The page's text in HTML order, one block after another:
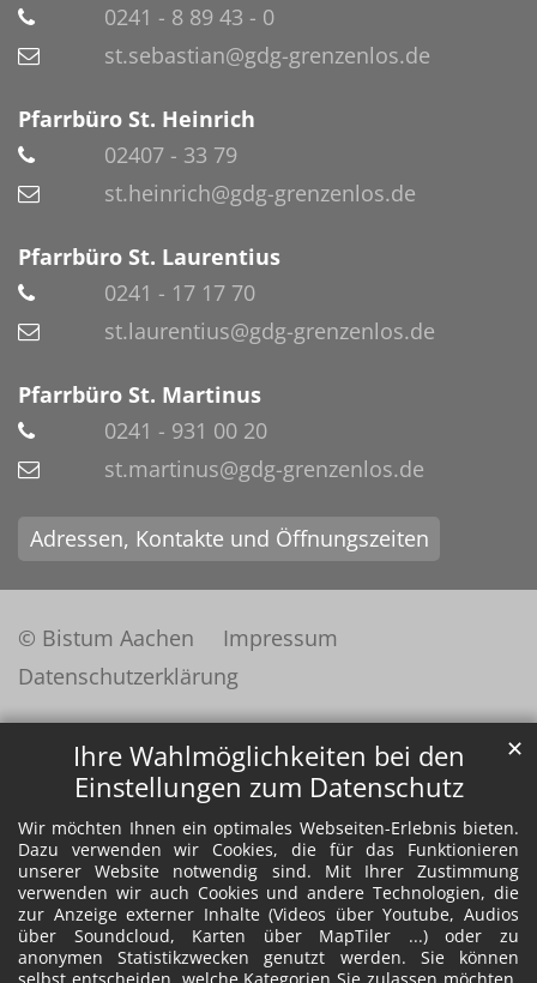
Ihre Wahlmöglichkeiten bei den
Einstellungen zum Datenschutz
Wir möchten Ihnen ein optimales Webseiten-Erlebnis bieten.
Dazu verwenden wir Cookies, die für das Funktionieren
unserer Website notwendig sind. Mit Ihrer Zustimmung
verwenden wir auch Cookies und andere Technologien, die
zur Anzeige externer Inhalte (Videos über Youtube, Audios
über Soundcloud, Karten über MapTiler ...) oder zu
anonymen Statistikzwecken genutzt werden. Sie können
✕
0241 - 8 89 43 - 0
st.sebastian@gdg-grenzenlos.de
Pfarrbüro St. Heinrich
02407 - 33 79
st.heinrich@gdg-grenzenlos.de
Pfarrbüro St. Laurentius
0241 - 17 17 70
st.laurentius@gdg-grenzenlos.de
Pfarrbüro St. Martinus
0241 - 931 00 20
st.martinus@gdg-grenzenlos.de
Adressen, Kontakte und Öffnungszeiten
© Bistum Aachen
Impressum
Datenschutzerklärung